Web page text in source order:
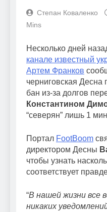
Степан Коваленко
Mins
Несколько дней
канале известный
Артем Франков
черниговская
бан из-за долгов
Константином
“северян” лишь 1
Портал FootBoom
директором Десны
чтобы узнать
соответствует
“В нашей жизни все
никаких